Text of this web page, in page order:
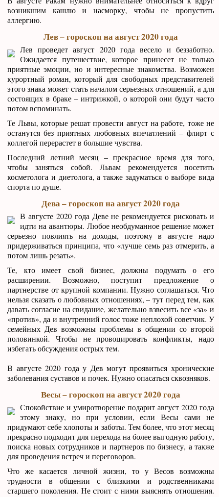
возникшим кашлю и насморку, чтобы не пропустить
аллергию.
Лев – гороскоп на август 2020 года
Лев проведет август 2020 года весело и беззаботно.
Ожидается путешествие, которое принесет не только
приятные эмоции, но и интересные знакомства. Возможен
курортный роман, который для свободных представителей
этого знака может стать началом серьезных отношений, а для
состоящих в браке – интрижкой, о которой они будут часто
потом вспоминать.
Те Львы, которые решат провести август на работе, тоже не
останутся без приятных любовных впечатлений – флирт с
коллегой перерастет в большие чувства.
Последний летний месяц – прекрасное время для того,
чтобы заняться собой. Львам рекомендуется посетить
косметолога и диетолога, а также задуматься о выборе вида
спорта по душе.
Дева – гороскоп на август 2020 года
В августе 2020 года Деве не рекомендуется рисковать и
идти на авантюры. Любое необдуманное решение может
серьезно повлиять на доходы, поэтому в августе надо
придерживаться принципа, что «лучше семь раз отмерить, а
потом лишь резать».
Те, кто имеет свой бизнес, должны подумать о его
расширении. Возможно, поступит предложение о
партнерстве от крупной компании. Нужно соглашаться. Что
нельзя сказать о любовных отношениях, – тут перед тем, как
давать согласие на свидание, желательно взвесить все «за» и
«против», да и внутренний голос тоже неплохой советчик. У
семейных Дев возможны проблемы в общении со второй
половинкой. Чтобы не провоцировать конфликты, надо
избегать обсуждения острых тем.
В августе 2020 года у Дев могут проявиться хронические
заболевания суставов и почек. Нужно опасаться сквозняков.
Весы – гороскоп на август 2020 года
Спокойствие и умиротворение подарит август 2020 года
этому знаку, но при условии, если Весы сами не
придумают себе хлопоты и заботы. Тем более, что этот месяц
прекрасно подходит для перехода на более выгодную работу,
поиска новых сотрудников и партнеров по бизнесу, а также
для проведения встреч и переговоров.
Что же касается личной жизни, то у Весов возможны
трудности в общении с близкими и родственниками
старшего поколения. Не стоит с ними выяснять отношения.